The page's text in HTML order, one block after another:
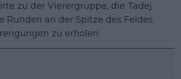
zu der Vierergruppe, die Tadej
an der Spitze des Feldes
zu erholen.